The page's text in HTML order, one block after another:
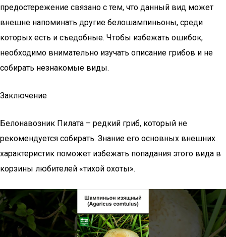
предостережение связано с тем, что данный вид может
внешне напоминать другие белошампиньоны, среди
которых есть и съедобные. Чтобы избежать ошибок,
необходимо внимательно изучать описание грибов и не
собирать незнакомые виды.
Заключение
Белонавозник Пилата – редкий гриб, который не
рекомендуется собирать. Знание его основных внешних
характеристик поможет избежать попадания этого вида в
корзины любителей «тихой охоты».